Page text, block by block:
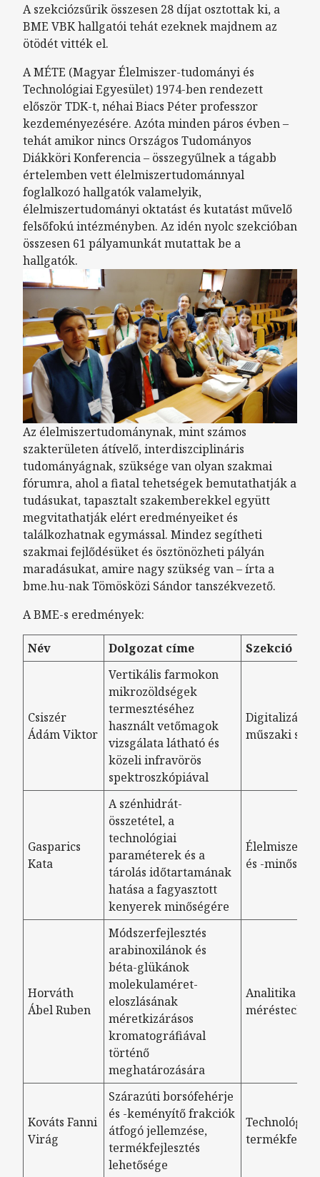
A szekciózsűrik összesen 28 díjat osztottak ki, a
BME VBK hallgatói tehát ezeknek majdnem az
ötödét vitték el.
A MÉTE (Magyar Élelmiszer-tudományi és
Technológiai Egyesület) 1974-ben rendezett
először TDK-t, néhai Biacs Péter professzor
kezdeményezésére. Azóta minden páros évben –
tehát amikor nincs Országos Tudományos
Diákköri Konferencia – összegyűlnek a tágabb
értelemben vett élelmiszertudománnyal
foglalkozó hallgatók valamelyik,
élelmiszertudományi oktatást és kutatást művelő
felsőfokú intézményben. Az idén nyolc szekcióban
összesen 61 pályamunkát mutattak be a
hallgatók.
Az élelmiszertudománynak, mint számos
szakterületen átívelő, interdiszciplináris
tudományágnak, szüksége van olyan szakmai
fórumra, ahol a fiatal tehetségek bemutathatják a
tudásukat, tapasztalt szakemberekkel együtt
megvitathatják elért eredményeiket és
találkozhatnak egymással. Mindez segítheti
szakmai fejlődésüket és ösztönözheti pályán
maradásukat, amire nagy szükség van – írta a
bme.hu-nak Tömösközi Sándor tanszékvezető.
A BME-s eredmények:
Név Dolgozat címe Szekció
Csiszér
Ádám Viktor
Vertikális farmokon
mikrozöldségek
termesztéséhez
használt vetőmagok
vizsgálata látható és
közeli infravörös
spektroszkópiával
Digitalizáció
műszaki
Gasparics
Kata
A szénhidrát-
összetétel, a
technológiai
paraméterek és a
tárolás időtartamának
hatása a fagyasztott
kenyerek minőségére
és -minőség
Horváth
Ábel Ruben
Módszerfejlesztés
arabinoxilánok és
béta-glükánok
molekulaméret-
eloszlásának
méretkizárásos
kromatográfiával
történő
meghatározására
Analitika és
Kováts Fanni
Virág
Szárazúti borsófehérje
és -keményítő frakciók
átfogó jellemzése,
termékfejlesztés
lehetősége
Technológia-